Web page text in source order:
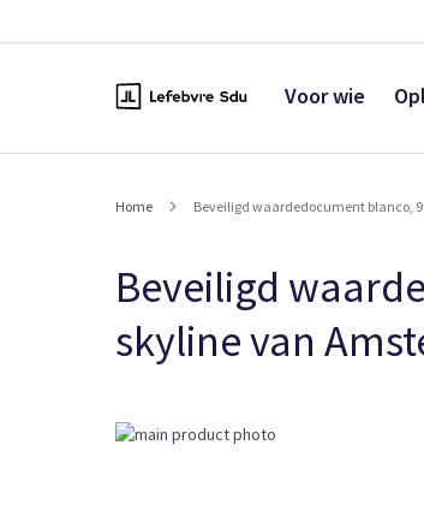
Voor wie
Home Beveiligd waardedocument blanco,
Beveiligd
skyline van
Ga